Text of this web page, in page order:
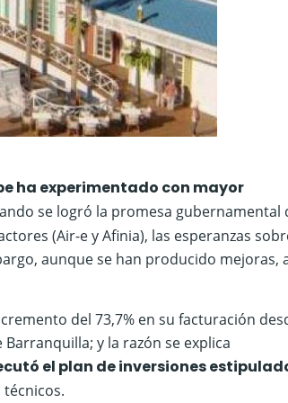
ha experimentado con mayor
se logró la promesa gubernamental
(Air-e y Afinia), las esperanzas
aunque se han producido mejoras,
del 73,7% en su facturación
y la razón se explica
el plan de inversiones